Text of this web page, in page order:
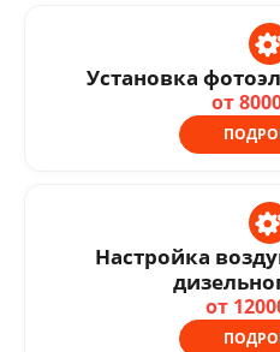
Установка
от
Настройка
от